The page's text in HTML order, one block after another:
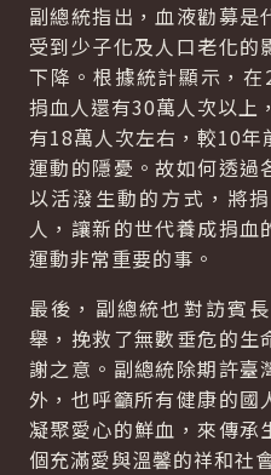
副總統指出，血液勸募是
受到少子化及人口老化的
下降。根據統計顯示，
捐血人還有30萬人次以上
有18萬人次左右，較10
運動的隱憂。故如何透過
以活潑生動的方式，將
人，讓新的世代養成捐
運動非常重要的事。
最後，副總統也對訪賓
舉，挽救了無數垂危的生
謝之意。副總統除期許臺
外，也呼籲所有健康的國
凝聚愛心的鮮血，來傳承
個充滿愛與溫馨的祥和社